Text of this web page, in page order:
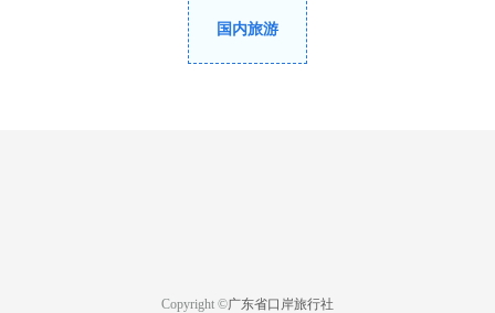
国内旅游
Copyright ©广东省口岸旅行社